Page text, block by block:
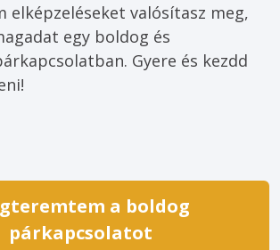
elképzeléseket valósítasz meg,
egy boldog és
Gyere és kezdd
a boldog
párkapcsolatot